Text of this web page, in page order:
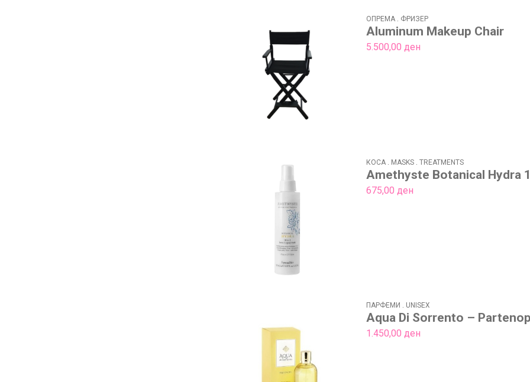
ОПРЕМА . ФРИЗЕР
Aluminum Makeup Chair
5.500,00ден
КОСА MASKS .TREATMENTS
Amethyste Botanical Hydra
675,00 ден
ПАРФЕМИ . UNISEX
Aqua Di Sorrento –
1.450,00ден